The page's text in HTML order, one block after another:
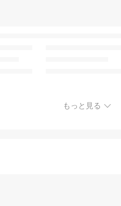
もっと見る